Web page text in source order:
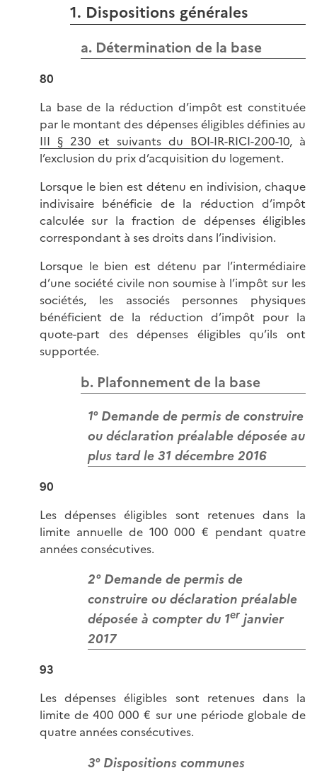
1. Dispositions générales
a. Détermination de la base
80
La base de la réduction d’impôt est constituée
par le montant des dépenses éligibles définies au
III § 230 et suivants du BOI-IR-RICI-200-10, à
l’exclusion du prix d’acquisition du logement.
Lorsque le bien est détenu en indivision, chaque
indivisaire bénéficie de la réduction d’impôt
calculée sur la fraction de dépenses éligibles
correspondant à ses droits dans l’indivision.
Lorsque le bien est détenu par l’intermédiaire
d’une société civile non soumise à l’impôt sur les
sociétés, les associés personnes physiques
bénéficient de la réduction d’impôt pour la
quote-part des dépenses éligibles qu’ils ont
supportée.
b. Plafonnement de la base
1° Demande de permis de construire
ou déclaration préalable déposée au
plus tard le 31 décembre 2016
90
Les dépenses éligibles sont retenues dans la
limite annuelle de 100 000 € pendant quatre
années consécutives.
2° Demande de permis de
construire ou déclaration préalable
déposée à compter du 1er janvier
2017
93
Les dépenses éligibles sont retenues dans la
limite de400 000 € sur une période globale de
quatre années consécutives.
3° Dispositions communes